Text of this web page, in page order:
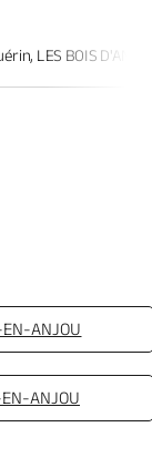
LES BOIS D'ANJOU
ANJOU
ANJOU